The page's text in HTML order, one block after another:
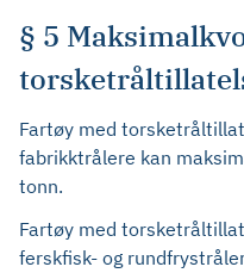
§ 5
Fartøy med
fabrikktrålere kan
tonn.
Fartøy med
ferskfisk- og